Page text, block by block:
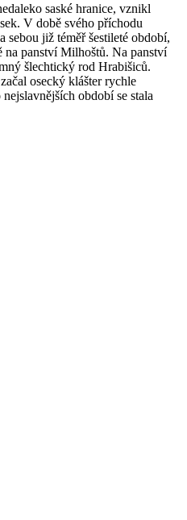
saské hranice, vznikl
V době svého příchodu
sebou již téměř šestileté období,
panství Milhoštů. Na panství
šlechtický rod Hrabišiců.
osecký klášter rychle
období se stala